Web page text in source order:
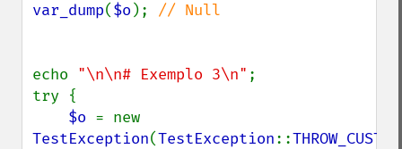
var_dump($o ); // Null
echo "\n\n# Exemplo 3\n" ;
try {
$o
TestException(TestException::THROW_CUSTOM